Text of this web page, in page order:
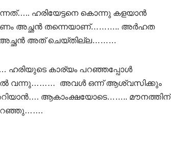
ഹരിയേട്ടനെ കൊന്നു കളയാൻ
അച്ഛൻ തന്നെയാണ്……….. അർഹത
അച്ഛൻ അത് ചെയ്തില്ല………
ഹരിയുടെ കാര്യം പറഞ്ഞപ്പോൾ
വന്നു……… അവൾ ഒന്ന് ആശ്വസിക്കും
ആകാംക്ഷയോടെ…….. മൗനത്തിന്
പറഞ്ഞു…….